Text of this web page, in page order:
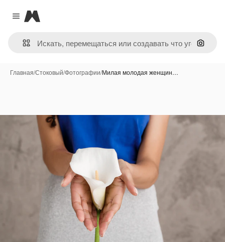
Close menu
Magnific
Поиск
Главная/Стоковый/Фотографии/Милая молодая женщин…